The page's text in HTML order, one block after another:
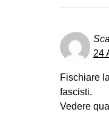
24
Fischiare
fascisti.
Vedere